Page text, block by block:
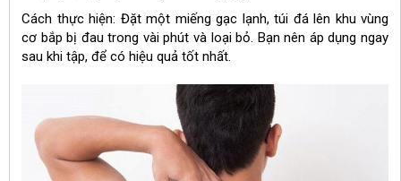
Cách thực hiện: Đặt một miếng gạc lạnh, túi đá lên khu vùng
cơ bắp bị đau trong vài phút và loại bỏ. Bạn nên áp dụng ngay
sau khi tập, để có hiệu quả tốt nhất.